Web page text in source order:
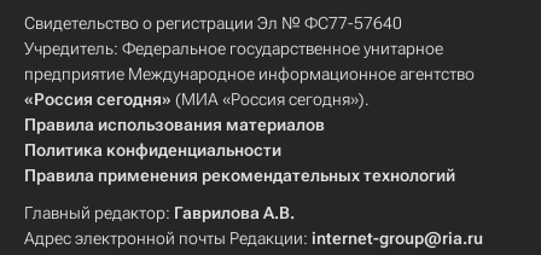
Свидетельство о регистрации Эл № ФС77-57640
Учредитель: Федеральное государственное унитарное
предприятие Международное информационное агентство
«Россия сегодня» (МИА «Россия сегодня»).
Правила использования материалов
Политика конфиденциальности
Правила применения рекомендательных технологий
Главный редактор: Гаврилова А.В.
Адрес электронной почты Редакции: internet-group@ria.ru